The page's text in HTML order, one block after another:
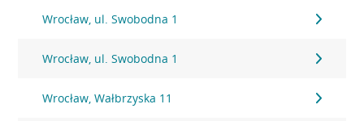
Wrocław, ul. Swobodna 1
Wrocław, ul. Swobodna 1
Wrocław, Wałbrzyska 11